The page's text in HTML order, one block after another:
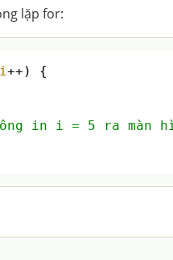
lặp for:
++) {
in i = 5 ra màn